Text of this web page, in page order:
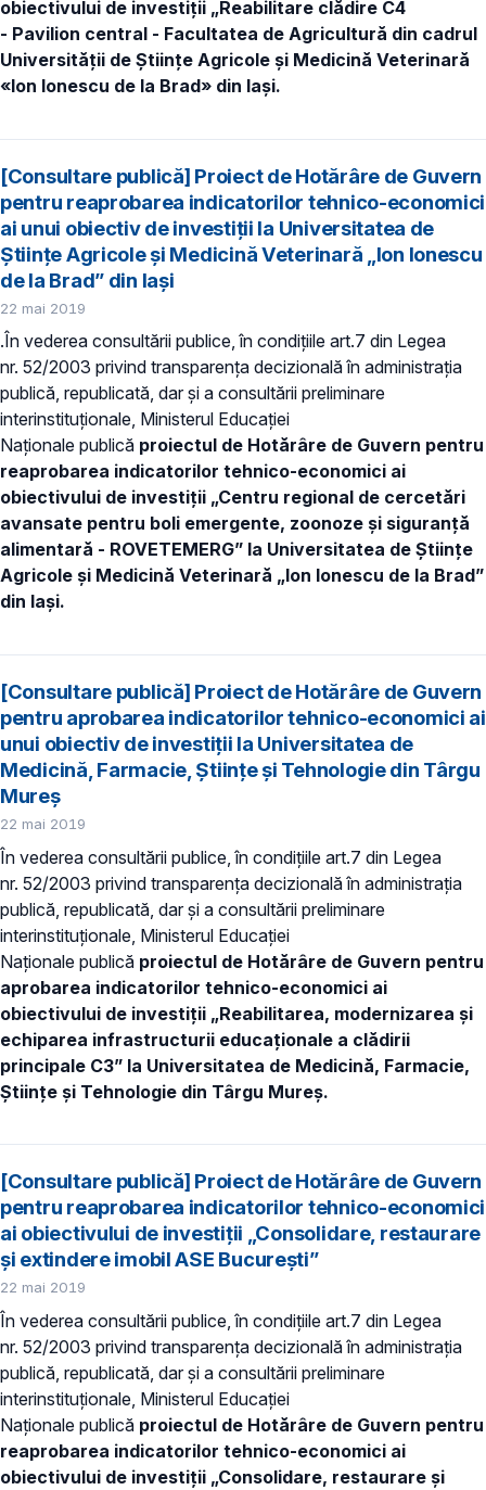
obiectivului de investiţii „Reabilitare clădire C4
- Pavilion central - Facultatea de Agricultură din cadrul
Universității de Științe Agricole și Medicină Veterinară
«Ion Ionescu de la Brad» din Iași.
[Consultare publică] Proiect de Hotărâre de Guvern
pentru reaprobarea indicatorilor tehnico-economici
ai unui obiectiv de investiţii la Universitatea de
Științe Agricole și Medicină Veterinară „Ion Ionescu
de la Brad” din Iași
22 mai 2019
.În vederea consultării publice, în condiţiile art.7 din Legea
nr. 52/2003 privind transparenţa decizională în administraţia
publică, republicată, dar și a consultării preliminare
interinstituționale, Ministerul Educaţiei
Naţionale publică proiectul de Hotărâre de Guvern pentru
reaprobarea indicatorilor tehnico-economici ai
obiectivului de investiţii „Centru regional de cercetări
avansate pentru boli emergente, zoonoze și siguranță
alimentară - ROVETEMERG” la Universitatea de Științe
Agricole și Medicină Veterinară „Ion Ionescu de la Brad”
din Iași.
[Consultare publică] Proiect de Hotărâre de Guvern
pentru aprobarea indicatorilor tehnico-economici ai
unui obiectiv de investiții la Universitatea de
Medicină, Farmacie, Științe și Tehnologie din Târgu
Mureș
22 mai 2019
În vederea consultării publice, în condiţiile art.7 din Legea
nr. 52/2003 privind transparenţa decizională în administraţia
publică, republicată, dar și a consultării preliminare
interinstituționale, Ministerul Educaţiei
Naţionale publică proiectul de Hotărâre de Guvern pentru
aprobarea indicatorilor tehnico-economici ai
obiectivului de investiții „Reabilitarea, modernizarea și
echiparea infrastructurii educaționale a clădirii
principale C3” la Universitatea de Medicină, Farmacie,
Științe și Tehnologie din Târgu Mureș.
[Consultare publică] Proiect de Hotărâre de Guvern
pentru reaprobarea indicatorilor tehnico-economici
ai obiectivului de investiţii „Consolidare, restaurare
și extindere imobil ASE București”
22 mai 2019
În vederea consultării publice, în condiţiile art.7 din Legea
nr. 52/2003 privind transparenţa decizională în administraţia
publică, republicată, dar și a consultării preliminare
interinstituționale, Ministerul Educaţiei
Naţionale publică proiectul de Hotărâre de Guvern pentru
reaprobarea indicatorilor tehnico-economici ai
obiectivului de investiţii „Consolidare, restaurare și